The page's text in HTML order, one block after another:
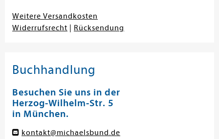
Weitere Versandkosten
Widerrufsrecht
Rücksendung
Buchhandlung
Besuchen Sie uns in der
Herzog-Wilhelm-Str. 5
in München.
kontakt@michaelsbund.de